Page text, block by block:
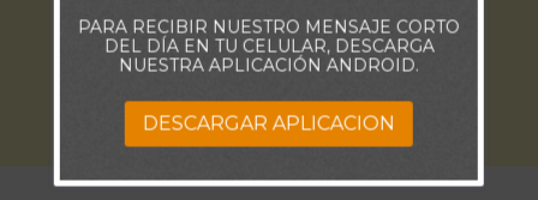
PARA RECIBIR NUESTRO MENSAJE CORTO
DEL DÍA EN TU CELULAR, DESCARGA
NUESTRA APLICACIÓN ANDROID.
DESCARGAR APLICACION